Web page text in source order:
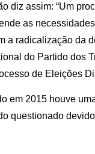
diz assim: “Um
as
a radicalização da
do Partido dos
de Eleições
em 2015 houve
questionado